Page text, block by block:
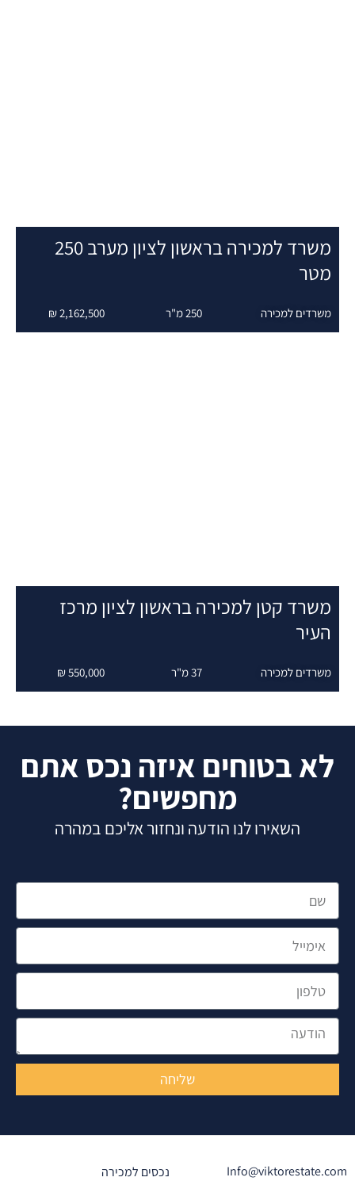
משרד למכירה בראשון לציון מערב 250
למכירה 2,162,500 ₪
קטן למכירה בראשון לציון מרכז
למכירה 550,000 ₪
בטוחים איזה נכס אתם
מחפשים?
השאירו לנו הודעה ונחזור אליכם במהרה
שליחה
נכסים למכירה